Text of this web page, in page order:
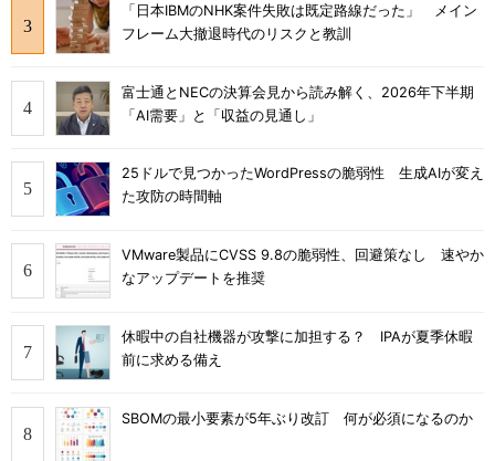
「日本IBMのNHK案件失敗は既定路線だった」 メイン
フレーム大撤退時代のリスクと教訓
富士通とNECの決算会見から読み解く、2026年下半期
「AI需要」と「収益の見通し」
25ドルで見つかったWordPressの脆弱性 生成AIが変え
た攻防の時間軸
VMware製品にCVSS 9.8の脆弱性、回避策なし 速やか
なアップデートを推奨
休暇中の自社機器が攻撃に加担する？ IPAが夏季休暇
前に求める備え
SBOMの最小要素が5年ぶり改訂 何が必須になるのか